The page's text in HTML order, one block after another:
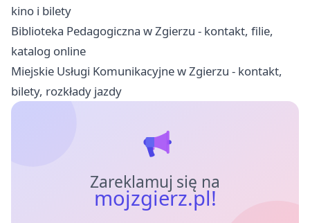
kino i bilety
Biblioteka Pedagogiczna w Zgierzu - kontakt, filie,
katalog online
Miejskie Usługi Komunikacyjne w Zgierzu - kontakt,
bilety, rozkłady jazdy
Zareklamuj się na
mojzgierz.pl!